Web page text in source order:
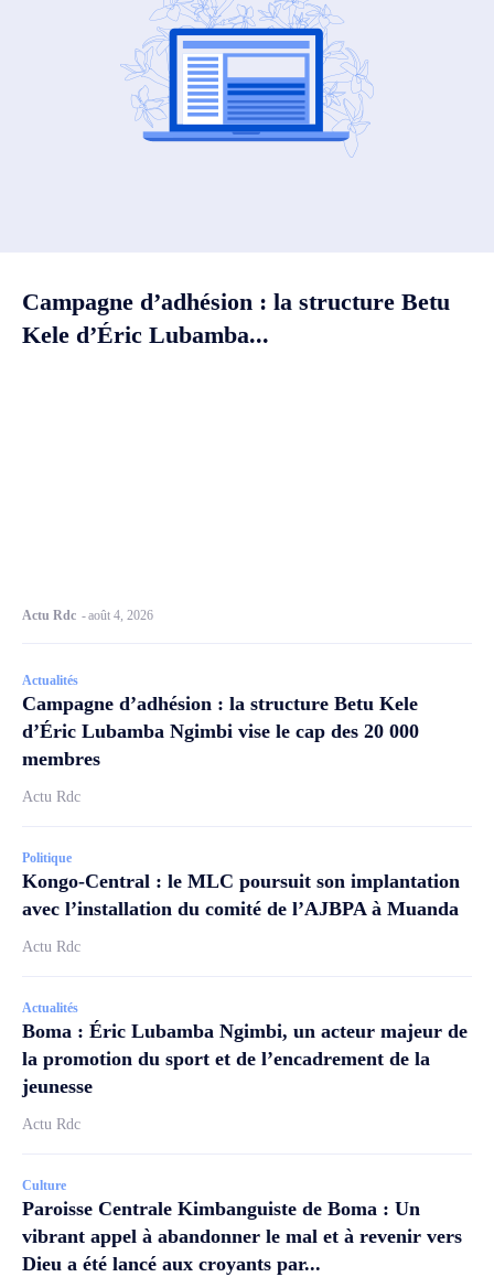
Campagne d’adhésion : la structure Betu
Kele d’Éric Lubamba...
Actu Rdc -août 4, 2026
Actualités
Campagne d’adhésion : la structure Betu Kele
d’Éric Lubamba Ngimbi vise le cap des 20 000
membres
Actu Rdc
Politique
Kongo-Central : le MLC poursuit son implantation
avec l’installation du comité de l’AJBPA à Muanda
Actu Rdc
Actualités
Boma : Éric Lubamba Ngimbi, un acteur majeur de
la promotion du sport et de l’encadrement de la
jeunesse
Actu Rdc
Culture
Paroisse Centrale Kimbanguiste de Boma : Un
vibrant appel à abandonner le mal et à revenir vers
Dieu a été lancé aux croyants par...